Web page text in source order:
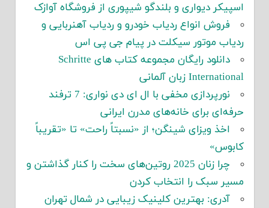
اسپیکر دیواری و بلندگو شیپوری از فروشگاه آوازک
فروش انواع ردیاب خودرو و ردیاب آهنربایی و
ردیاب موتور سیکلت در پیام جی پی اس
دانلود رایگان مجموعه کتاب های Schritte
International زبان آلمانی
نورپردازی مخفی با ال ای دی نواری: 7 ترفند
حرفه‌ای برای خانه‌های مدرن ایرانی
اخذ ویزای شینگن؛ از «نسبتاً راحت» تا «تقریباً
کابوس»
چرا زنان 2025 روتین‌های سخت را کنار گذاشتن و
مسیر سبک را انتخاب کردن
آدری: بهترین کلینیک زیبایی در شمال تهران